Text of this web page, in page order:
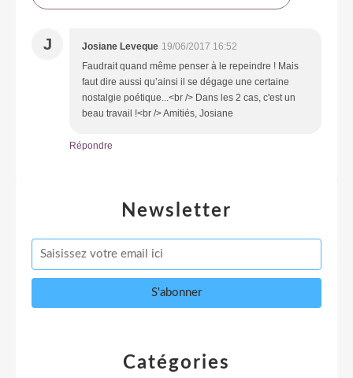
J Josiane Leveque 19/06/2017 16:52
Faudrait quand même penser à le repeindre ! Mais
faut dire aussi qu’ainsi il se dégage une certaine
nostalgie poétique...<br /> Dans les 2 cas, c'est un
beau travail !<br /> Amitiés, Josiane
Répondre
Newsletter
Catégories